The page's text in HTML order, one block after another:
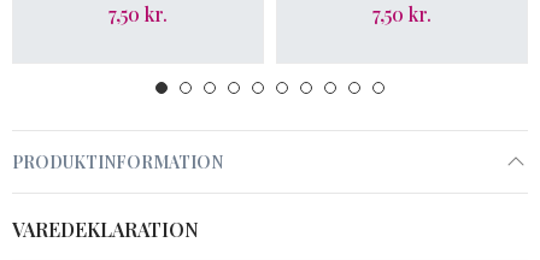
7,50 kr. 7,50 kr.
PRODUKTINFORMATION
VAREDEKLARATION